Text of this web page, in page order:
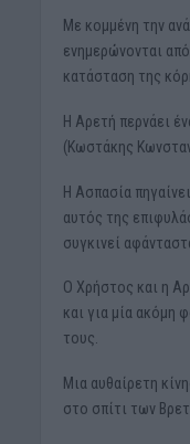
Με κομμένη την
ενημερώνονται
κατάσταση της
Η Αρετή περνάει
(Κωστάκης
Η Ασπασία
αυτός της
συγκινεί
Ο Χρήστος και η
και για μία ακόμη
τους.
Μια αυθαίρετη
στο σπίτι των